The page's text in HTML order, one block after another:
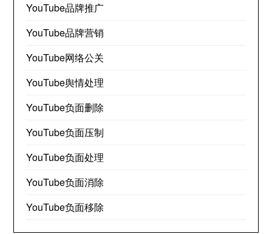
YouTube品牌推广
YouTube品牌营销
YouTube网络公关
YouTube舆情处理
YouTube负面删除
YouTube负面压制
YouTube负面处理
YouTube负面消除
YouTube负面移除